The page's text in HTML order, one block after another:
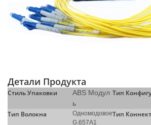
Детали Продукта
Стиль Упаковки
ABS Модул
ь
Тип
Тип Волокна
Одномодовое
G.657A1
Тип